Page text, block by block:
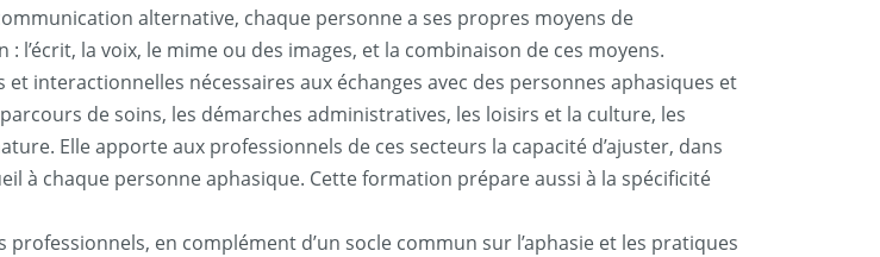
alternative, chaque personne a ses propres moyens de
la voix, le mime ou des images, et la combinaison de ces moyens.
interactionnelles nécessaires aux échanges avec des personnes aphasiques et
de soins, les démarches administratives, les loisirs et la culture, les
Elle apporte aux professionnels de ces secteurs la capacité d’ajuster, dans
à chaque personne aphasique. Cette formation prépare aussi à la spécificité
en complément d’un socle commun sur l’aphasie et les pratiques